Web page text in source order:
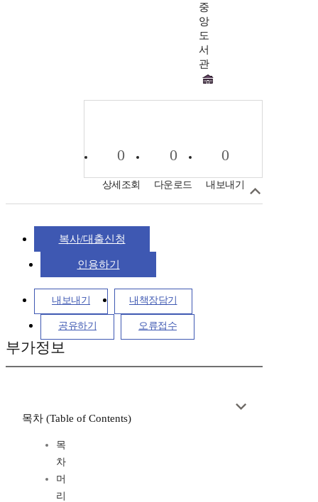
중
앙
도
서
관
0
상세조회
0
다운로드
0
내보내기
복사/대출신청
인용하기
내보내기 내책장담기
공유하기 오류접수
부가정보
목차 (Table of Contents)
목
차
머
리